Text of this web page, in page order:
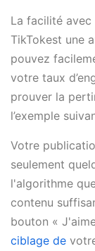
La facilité
TikTokest une
pouvez
votre taux
prouver la
l’exemple
Votre
seulement
l'algorithme
contenu
bouton «
ciblage de